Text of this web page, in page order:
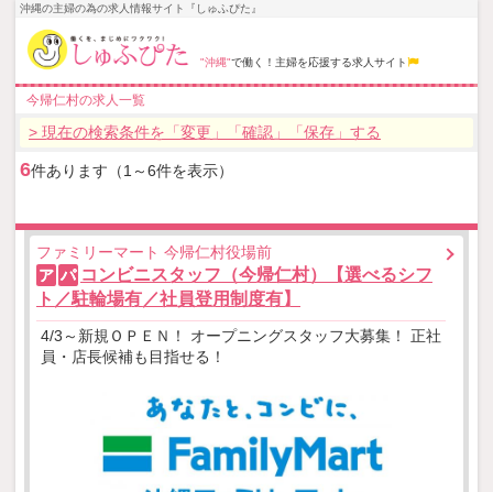
沖縄の主婦の為の求人情報サイト『しゅふぴた』
"沖縄"で働く！主婦を応援する求人サイト
今帰仁村の求人一覧
> 現在の検索条件を「変更」「確認」「保存」する
6件あります（1～6件を表示）
ファミリーマート 今帰仁村役場前
ア パ コンビニスタッフ（今帰仁村）【選べるシフ
ト／駐輪場有／社員登用制度有】
4/3～新規ＯＰＥＮ！ オープニングスタッフ大募集！ 正社
員・店長候補も目指せる！